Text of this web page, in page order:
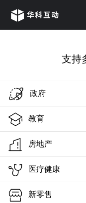
支持
政府
教育
房地产
医疗健康
新零售